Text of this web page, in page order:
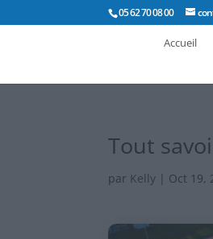
05 62 70 08 00
Accueil
Tout
par Kelly | Oct 19,